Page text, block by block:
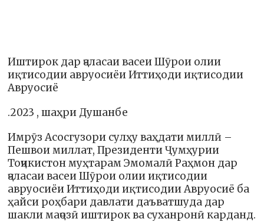
Иштирок дар ҷаласаи васеи Шӯрои олии
иқтисодии авруосиёи Иттиҳоди иқтисодии
Авруосиё
.2023 , шаҳри Душанбе
Имрӯз Асосгузори сулҳу ваҳдати миллӣ –
Пешвои миллат, Президенти Ҷумҳурии
Тоҷикистон муҳтарам Эмомалӣ Раҳмон дар
ҷаласаи васеи Шӯрои олии иқтисодии
авруосиёи Иттиҳоди иқтисодии Авруосиё ба
ҳайси роҳбари давлати даъватшуда дар
шакли маҷозӣ иштирок ва суханронӣ карданд.